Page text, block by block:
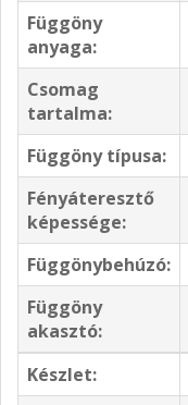
Függöny
anyaga:
Csomag
tartalma:
Függöny típusa:
Fényáteresztő
képessége:
Függönybehúzó:
Függöny
akasztó:
Készlet: